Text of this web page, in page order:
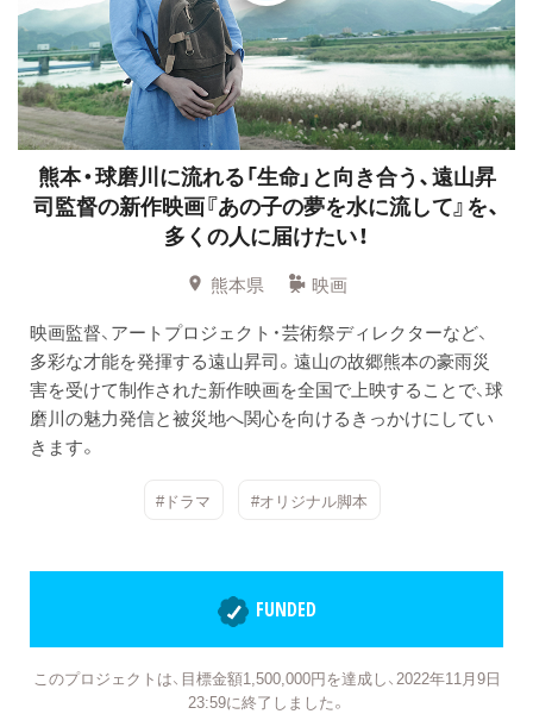
熊本・球磨川に流れる「生命」と向き合う、遠山昇
司監督の新作映画『あの子の夢を水に流して』を、
多くの人に届けたい！
熊本県
映画
映画監督、アートプロジェクト・芸術祭ディレクターなど、
多彩な才能を発揮する遠山昇司。遠山の故郷熊本の豪雨災
害を受けて制作された新作映画を全国で上映することで、球
磨川の魅力発信と被災地へ関心を向けるきっかけにしてい
きます。
#ドラマ #オリジナル脚本
FUNDED
このプロジェクトは、目標金額1,500,000円を達成し、2022年11月9日
23:59に終了しました。